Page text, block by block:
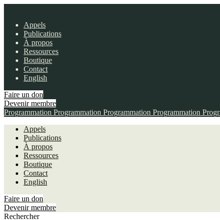
Appels
Publications
À propos
Ressources
Boutique
Contact
English
Faire un don
Devenir membre
Programmation Programmation Programmation Programmation
Appels
Publications
À propos
Ressources
Boutique
Contact
English
Faire un don
Devenir membre
Rechercher